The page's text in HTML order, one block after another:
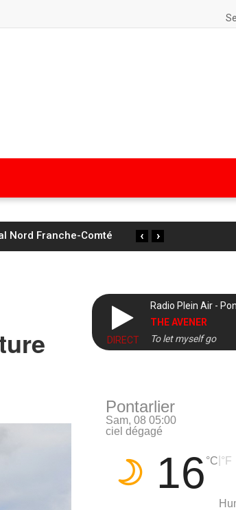
« taillé pour la ›
‹
DIRECT
Radio Plein Air -
THE AVENER
To let myself go
Pontarlier
Sam, 08 05:00
ciel dégagé
16 °C °F